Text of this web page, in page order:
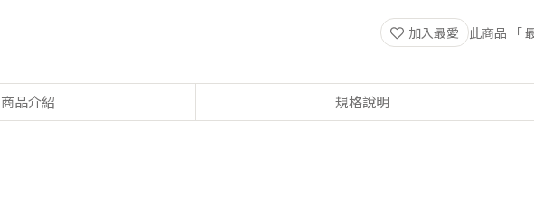
加入最愛 此商品 「
商品介紹 規格說明